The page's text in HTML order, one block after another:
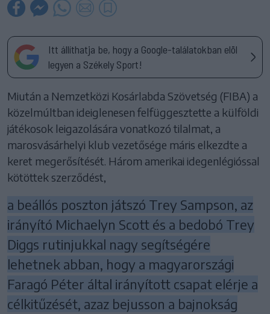
Itt állíthatja be, hogy a Google-találatokban elöl
legyen a Székely Sport!
Miután a Nemzetközi Kosárlabda Szövetség (FIBA) a
közelmúltban ideiglenesen felfüggesztette a külföldi
játékosok leigazolására vonatkozó tilalmat, a
marosvásárhelyi klub vezetősége máris elkezdte a
keret megerősítését. Három amerikai idegenlégióssal
kötöttek szerződést,
a beállós poszton játszó Trey Sampson, az
irányító Michaelyn Scott és a bedobó Trey
Diggs rutinjukkal nagy segítségére
lehetnek abban, hogy a magyarországi
Faragó Péter által irányított csapat elérje a
célkitűzését, azaz bejusson a bajnokság